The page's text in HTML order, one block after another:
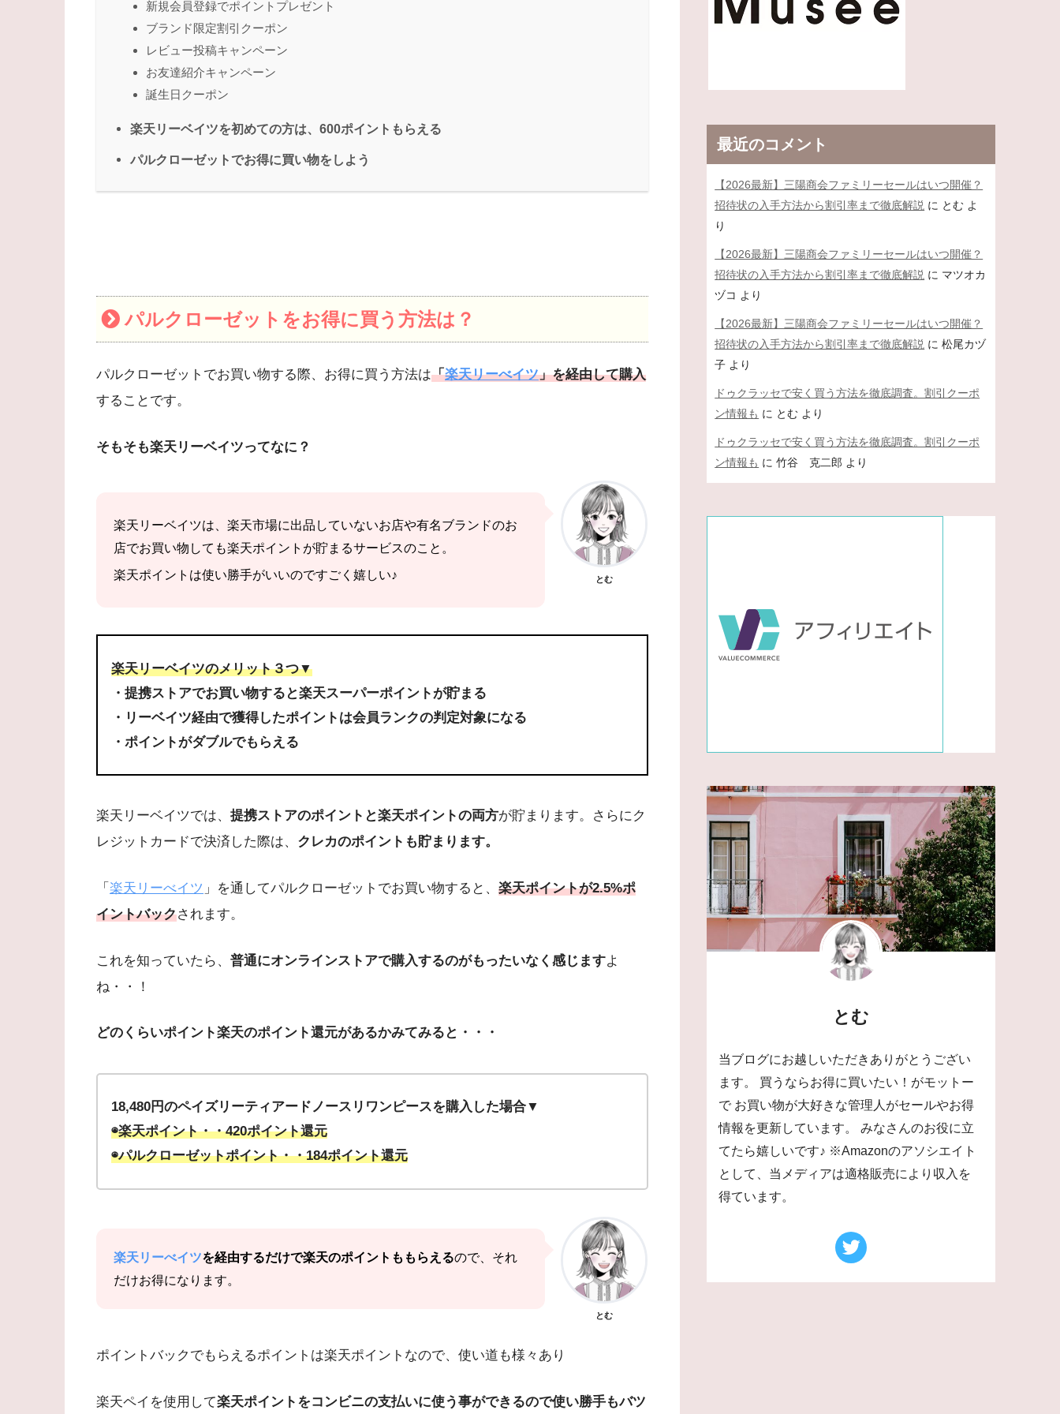
新規会員登録でポイントプレゼント
ブランド限定割引クーポン
レビュー投稿キャンペーン
お友達紹介キャンペーン
誕生日クーポン
楽天リーベイツを初めての方は、600ポイントもらえる
パルクローゼットでお得に買い物をしよう
パルクローゼットをお得に買う方法は？
パルクローゼットでお買い物する際、お得に買う方法は「楽天リーべイツ」を経由して購入
することです。
そもそも楽天リーベイツってなに？
楽天リーベイツは、楽天市場に出品していないお店や有名ブランドのお
店でお買い物しても楽天ポイントが貯まるサービスのこと。
楽天ポイントは使い勝手がいいのですごく嬉しい♪
とむ
楽天リーベイツのメリット３つ▼
・提携ストアでお買い物すると楽天スーパーポイントが貯まる
・リーベイツ経由で獲得したポイントは会員ランクの判定対象になる
・ポイントがダブルでもらえる
楽天リーベイツでは、 提携ストアのポイントと楽天ポイントの両方が貯まります。さらにク
レジットカードで決済した際は、 クレカのポイントも貯まります。
「 楽天リーべイツ 」を通してパルクローゼットでお買い物すると、 楽天ポイントが2.5%ポ
イントバックされます。
これを知っていたら、 普通にオンラインストアで購入するのがもったいなく感じますよ
ね・・！
どのくらいポイント楽天のポイント還元があるかみてみると・・・
18,480円のペイズリーティアードノースリワンピースを購入した場合▼
◉楽天ポイント・・420ポイント還元
◉パルクローゼットポイント・・184ポイント還元
楽天リーべイツを経由するだけで楽天のポイントももらえるので、それ
だけお得になります。
とむ
ポイントバックでもらえるポイントは楽天ポイントなので、使い道も様々あり
楽天ペイを使用して楽天ポイントをコンビニの支払いに使う事ができるので使い勝手もバツ
最近のコメント
【2026最新】三陽商会ファミリーセールはいつ開催？
招待状の入手方法から割引率まで徹底解説 に とむ よ
り
【2026最新】三陽商会ファミリーセールはいつ開催？
招待状の入手方法から割引率まで徹底解説 に マツオカ
ヅコ より
【2026最新】三陽商会ファミリーセールはいつ開催？
招待状の入手方法から割引率まで徹底解説 に松尾カヅ
子 より
ドゥクラッセで安く買う方法を徹底調査。割引クーポ
ン情報も に とむ より
ドゥクラッセで安く買う方法を徹底調査。割引クーポ
ン情報も に竹谷 克二郎 より
とむ
当ブログにお越しいただきありがとうござい
ます。 買うならお得に買いたい！がモットー
で お買い物が大好きな管理人がセールやお得
情報を更新しています。 みなさんのお役に立
てたら嬉しいです♪ ※Amazonのアソシエイト
として、当メディアは適格販売により収入を
得ています。